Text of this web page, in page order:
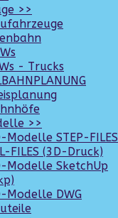
>>
- Trucks
>>
Modelle STEP-FILES
FILES (3D-Druck)
Modelle SketchUp
Modelle DWG